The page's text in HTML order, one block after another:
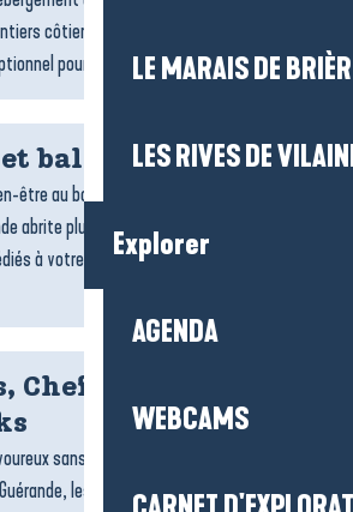
LE MARAIS DE
LES RIVES DE
Explorer
AGENDA
WEBCAMS
côtiers et estuaire, la commune
pour un séjour tourné vers la...
balnéo
être au bord de l’océan ? La Baule-
abrite plusieurs centres de
à votre détente et à votre vitalité.
Chefs à domicile et
sans cuisiner ? Sur la destination La
Guérande, les traiteurs, foodtrucks et chefs